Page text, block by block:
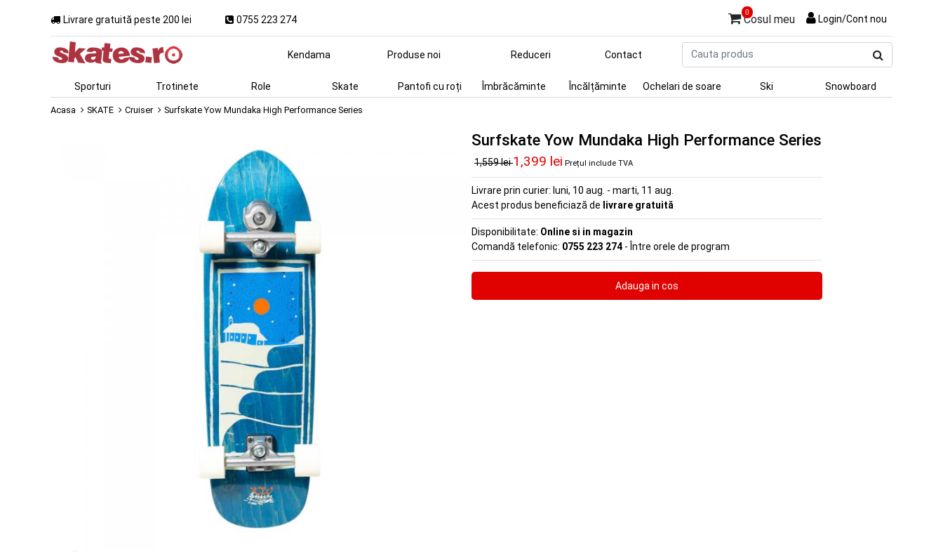
Livrare gratuită peste 200 lei 0755 223 274
0
Cosul meu Login/Cont nou
produs
Kendama Produse noi Reduceri Contact
Sporturi Trotinete Role Skate Pantofi cu roți Îmbrăcăminte Încălțăminte Ochelari de soare Ski Snowboard
Acasa SKATE Cruiser Surfskate Yow Mundaka High Performance Series
Surfskate Yow Mundaka High Performance Series
1,559 lei1,399 lei Prețul include TVA
Livrare prin curier: luni, 10 aug. - marti, 11 aug.
Acest produs beneficiază de livrare gratuită
Disponibilitate: Online si in magazin
Comandă telefonic: 0755 223 274 - Între orele de program